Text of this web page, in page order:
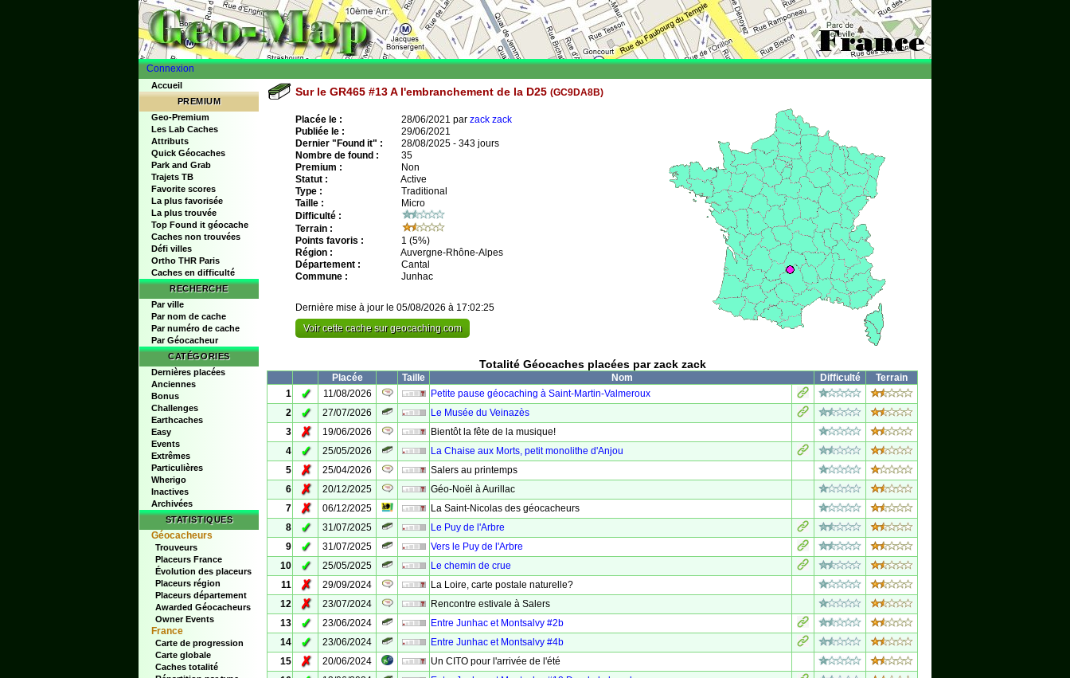
Connexion
Accueil
PREMIUM
Geo-Premium
Les Lab Caches
Attributs
Quick Géocaches
Park and Grab
Trajets TB
Favorite scores
La plus favorisée
La plus trouvée
Top Found it géocache
Caches non trouvées
Défi villes
Ortho THR Paris
Caches en difficulté
RECHERCHE
Par ville
Par nom de cache
Par numéro de cache
Par Géocacheur
CATÉGORIES
Dernières placées
Anciennes
Bonus
Challenges
Earthcaches
Easy
Events
Extrêmes
Particulières
Wherigo
Inactives
Archivées
STATISTIQUES
Géocacheurs
Trouveurs
Placeurs France
Évolution des placeurs
Placeurs région
Placeurs département
Awarded Géocacheurs
Owner Events
France
Carte de progression
Carte globale
Caches totalité
Sur le GR465 #13 A l'embranchement de la D25 (GC9DA8B)
Placée le : 28/06/2021 par zack zack
Publiée le :
29/06/2021
Dernier "Found it" :
28/08/2025 - 343 jours
Nombre de found :
35
Premium :
Non
Statut :
Active
Type :
Traditional
Taille :
Micro
Difficulté :
Terrain :
Points favoris :
1 (5%)
Région :
Auvergne-Rhône-Alpes
Département :
Cantal
Commune :
Junhac
Dernière mise à jour le 05/08/2026 à 17:02:25
Voir cette cache sur geocaching.com
Totalité Géocaches placées par zack zack
Placée Taille Nom Difficulté
Terrain
1
✓ 11/08/2026
Petite pause géocaching à Saint-Martin-Valmeroux
2
✓ 27/07/2026
Le Musée du Veinazès
3
✗ 19/06/2026
Bientôt la fête de la musique!
4
✓ 25/05/2026
La Chaise aux Morts, petit monolithe d'Anjou
5
✗ 25/04/2026
Salers au printemps
6
✗ 20/12/2025
Géo-Noël à Aurillac
7
✗ 06/12/2025
La Saint-Nicolas des géocacheurs
8
✓ 31/07/2025
Le Puy de l'Arbre
9
✓ 31/07/2025
Vers le Puy de l'Arbre
10
✓ 25/05/2025
Le chemin de crue
11
✗ 29/09/2024
La Loire, carte postale naturelle?
12
✗ 23/07/2024
Rencontre estivale à Salers
13
✓ 23/06/2024
Entre Junhac et Montsalvy #2b
14
✓ 23/06/2024
Entre Junhac et Montsalvy #4b
15
✗ 20/06/2024
Un CITO pour l'arrivée de l'été